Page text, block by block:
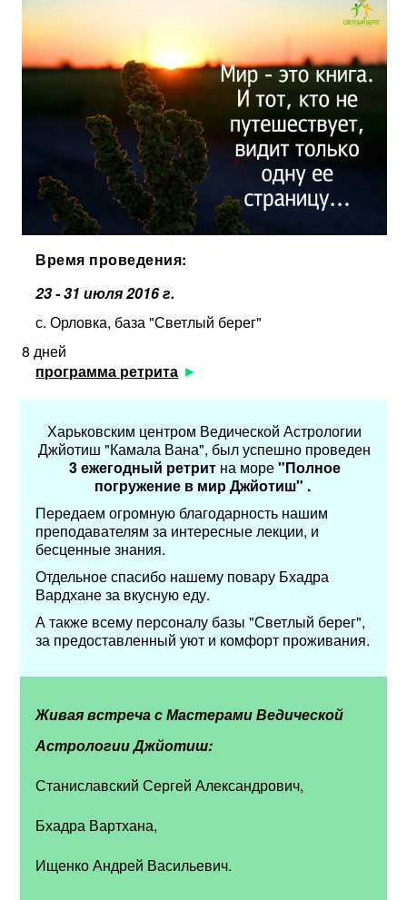
Время проведения:
23 - 31 июля 2016 г.
с. Орловка, база "Светлый берег"
8 дней
программа ретрита
Харьковским центром Ведической Астрологии
Джйотиш "Камала Вана", был успешно проведен
3 ежегодный ретритна море"Полное
погружение в мир Джйотиш" .
Передаем огромную благодарность нашим
преподавателям за интересные лекции, и
бесценные знания.
Отдельное спасибо нашему повару Бхадра
Вардхане за вкусную еду.
А также всему персоналу базы "Светлый берег",
за предоставленный уют и комфорт проживания.
Живая встреча с Мастерами Ведической
Астрологии Джйотиш:
Станиславский Сергей Александрович,
Бхадра Вартхана,
Ищенко Андрей Васильевич.